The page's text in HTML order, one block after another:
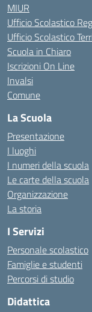
MIUR
Ufficio Scolastico
Ufficio Scolastico
Scuola in Chiaro
Iscrizioni On Line
Invalsi
Comune
La Scuola
Presentazione
I luoghi
I numeri della scuola
Le carte della scuola
Organizzazione
La storia
I Servizi
Personale scolastico
Famiglie e studenti
Percorsi di studio
Didattica